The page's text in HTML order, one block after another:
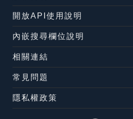
開放API使用說明
內嵌搜尋欄位說明
相關連結
常見問題
隱私權政策